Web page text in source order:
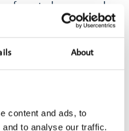
About
content and ads, to
to analyse our traffic.
of om te leren van de
publiciteit
positief. Een slechte
verspreiden.
waar het negatieve